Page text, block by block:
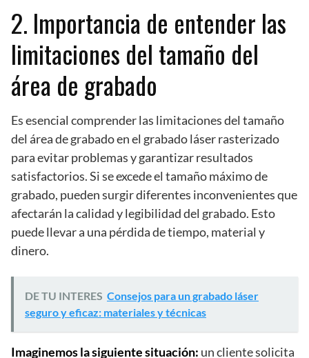
2. Importancia de entender las
limitaciones del tamaño del
área de grabado
Es esencial comprender las limitaciones del tamaño
del área de grabado en el grabado láser rasterizado
para evitar problemas y garantizar resultados
satisfactorios. Si se excede el tamaño máximo de
grabado, pueden surgir diferentes inconvenientes que
afectarán la calidad y legibilidad del grabado. Esto
puede llevar a una pérdida de tiempo, material y
dinero.
DE TU INTERES Consejos para un grabado láser
seguro y eficaz: materiales y técnicas
Imaginemos la siguiente situación: un cliente solicita